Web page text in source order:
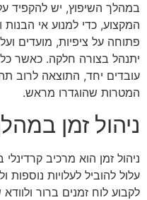
במהלך השיפוץ, יש להקפיד
המקצוע, כדי למנוע אי
פתוחה על ציפיות, מועדים
יתנהל בצורה חלקה. כאשר
עובדים יחד, התוצאה לרוב
המטרות שהוגדרו מראש.
ניהול זמן
ניהול זמן הוא מרכיב
עלול להוביל לעלויות נוספות
לקבוע לוח זמנים ברור